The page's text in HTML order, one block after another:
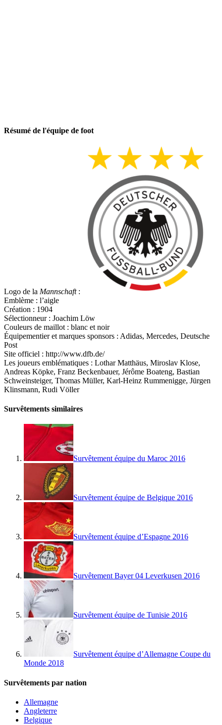
Résumé de l'équipe de foot
Logo de la Mannschaft:
Emblème : l’aigle
Création : 1904
Sélectionneur : Joachim Löw
Couleurs de maillot : blanc et noir
Équipementier et marques sponsors : Adidas, Mercedes, Deutsche
Post
Site officiel : http://www.dfb.de/
Les joueurs emblématiques : Lothar Matthäus, Miroslav Klose,
Andreas Köpke, Franz Beckenbauer, Jérôme Boateng, Bastian
Schweinsteiger, Thomas Müller, Karl-Heinz Rummenigge, Jürgen
Klinsmann, Rudi Völler
Survêtements similaires
Survêtement équipe du Maroc 2016
Survêtement équipe de Belgique 2016
Survêtement équipe d’Espagne 2016
Survêtement Bayer 04 Leverkusen 2016
Survêtement équipe de Tunisie 2016
Survêtement équipe d’Allemagne Coupe du
Monde 2018
Survêtements par nation
Allemagne
Angleterre
Belgique